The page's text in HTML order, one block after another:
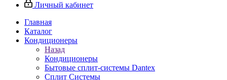
Личный кабинет
Главная
Каталог
Кондиционеры
Назад
Кондиционеры
Бытовые сплит-системы Dantex
Сплит Системы